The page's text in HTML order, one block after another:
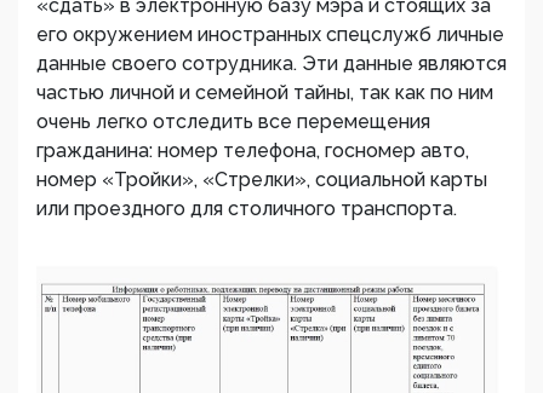
«сдать» в электронную базу мэра и стоящих за
его окружением иностранных спецслужб личные
данные своего сотрудника. Эти данные являются
частью личной и семейной тайны, так как по ним
очень легко отследить все перемещения
гражданина: номер телефона, госномер авто,
номер «Тройки», «Стрелки», социальной карты
или проездного для столичного транспорта.